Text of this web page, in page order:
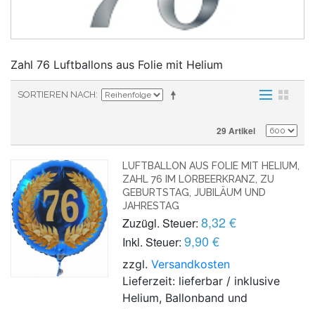
Zahl 76 Luftballons aus Folie mit Helium
SORTIEREN NACH
29 Artikel
LUFTBALLON AUS FOLIE MIT HELIUM,
ZAHL 76 IM LORBEERKRANZ, ZU
GEBURTSTAG, JUBILÄUM UND
JAHRESTAG
Zuzügl. Steuer: 8,32 €
Inkl. Steuer: 9,90 €
zzgl.Versandkosten
Lieferzeit: lieferbar / inklusive
Helium, Ballonband und